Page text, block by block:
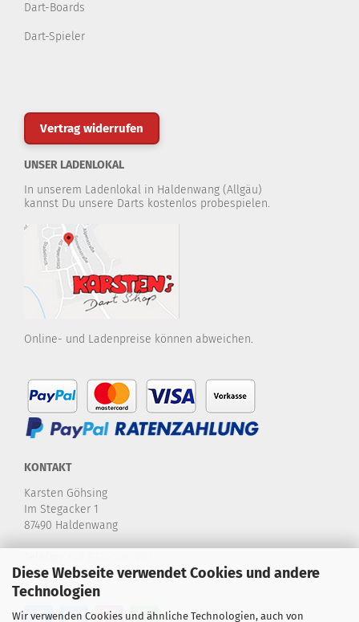
Diese Webseite verwendet Cookies und andere
Technologien
Wir verwenden Cookies und ähnliche Technologien, auch von
Dart-Boards
Dart-Spieler
Vertrag widerrufen
UNSER LADENLOKAL
In unserem Ladenlokal in Haldenwang (Allgäu)
kannst Du unsere Darts kostenlos probespielen.
Online- und Ladenpreise können abweichen.
KONTAKT
Karsten Göhsing
Im Stegacker 1
87490 Haldenwang
E-Mail:info@karstensdartshop.de